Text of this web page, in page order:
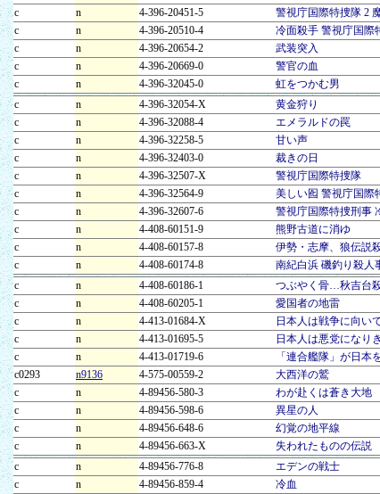
c
n 4-396-20451-5 警視庁国際特捜隊 2
c
n 4-396-20510-4 冷面殺手 警視庁国際
c
n 4-396-20654-2 武装突入
c
n 4-396-20669-0 警官の血
c
n 4-396-32045-0 虹をつかむ男
c
n 4-396-32054-X 黄金狩り
c
n 4-396-32088-4 エメラルドの罠
c
n 4-396-32258-5 甘い声
c
n 4-396-32403-0 裁きの日
c
n 4-396-32507-X 警視庁国際特捜隊
c
n 4-396-32564-9 美しい囮 警視庁国際
c
n 4-396-32607-6 警視庁国際特捜刑事
c
n 4-408-60151-9 熊野古道に消ゆ
c
n 4-408-60157-8 伊勢・志摩、狼伝説
c
n 4-408-60174-8 南紀白浜 磯釣り殺人
c
n 4-408-60186-1 つぶやく骨…秋吉台
c
n 4-408-60205-1 愛国者の地雷
c
n 4-413-01684-X 日本人は戦争に向い
c
n 4-413-01695-5 日本人は悪党になり
c
n 4-413-01719-6 「連合艦隊」が日本
c0293
n9136 4-575-00559-2 大西洋の鷲
c
n 4-89456-580-3 わが赴くは蒼き大地
c
n 4-89456-598-6 異星の人
c
n 4-89456-648-6 幻覚の地平線
c
n 4-89456-663-X 失われたものの伝説
c
n 4-89456-776-8 エデンの戦士
c
n 4-89456-859-4 冷血